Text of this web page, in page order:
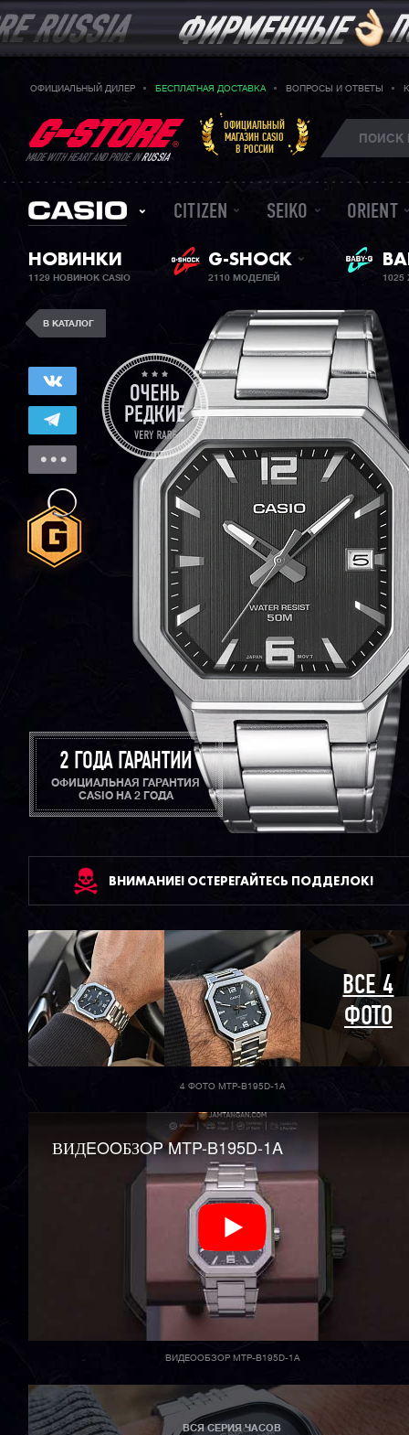
ОФИЦИАЛЬНЫЙ ДИЛЕР БЕСПЛАТНАЯ ДОСТАВКА ВОПРОСЫ И ОТВЕТЫ
MADE WITH HEART AND PRIDE INRUSSIA
ОФИЦИАЛЬНЫЙ
МАГАЗИН CASIO
В РОССИИ
CITIZEN SEIKO ORIENT
НОВИНКИ
1129 НОВИНОК CASIO
G-SHOCK
2110 МОДЕЛЕЙ
В КАТАЛОГ
2 ГОДА ГАРАНТИИ
ОФИЦИАЛЬНАЯ ГАРАНТИЯ
CASIO НА 2 ГОДА
ВНИМАНИЕ! ОСТЕРЕГАЙТЕСЬ ПОДДЕЛОК!
ВСЕ 4
ФОТО
4 ФОТО MTP-B195D-1A
ВИДEOOБЗOP MTP-B195D-1A
ВИДЕООБЗОР MTP-B195D-1A
ВСЯ СЕРИЯ ЧАСОВ